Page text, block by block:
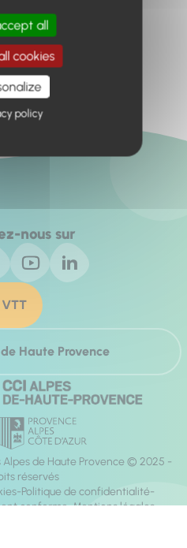
à l'accueil
nous sur
Haute Provence
de Haute Provence © 2025 -
réservés
Politique de confidentialité
conforme Mentions légales
all
cookies
policy